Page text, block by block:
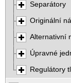
Separátory
Originální
Alternativní
Úpravné
Regulátory